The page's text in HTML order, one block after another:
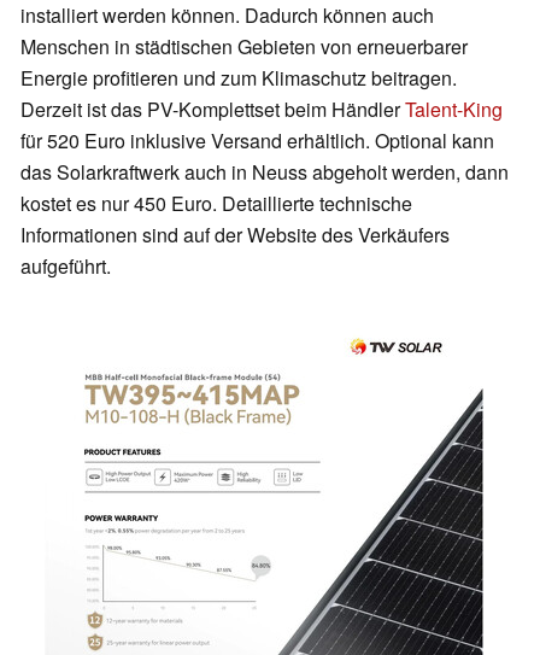
installiert werden können. Dadurch können auch
Menschen in städtischen Gebieten von erneuerbarer
Energie profitieren und zum Klimaschutz beitragen.
Derzeit ist das PV-Komplettset beim HändlerTalent-King
für 520 Euro inklusive Versand erhältlich. Optional kann
das Solarkraftwerk auch in Neuss abgeholt werden, dann
kostet es nur 450 Euro. Detaillierte technische
Informationen sind auf der Website des Verkäufers
aufgeführt.